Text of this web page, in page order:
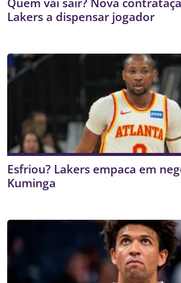
Lakers a dispensar jogador
Esfriou? Lakers empaca em
Kuminga